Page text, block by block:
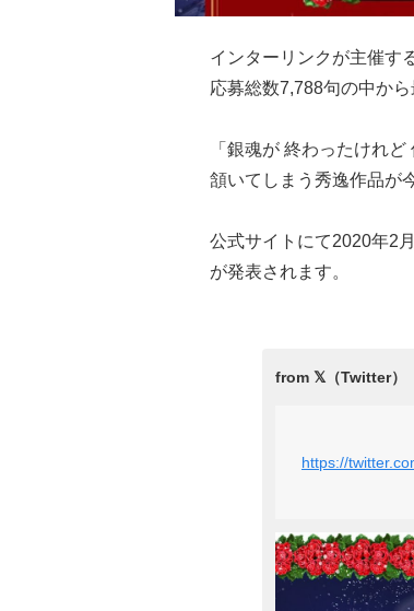
インターリンクが主催す
応募総数7,788句の中か
「銀魂が 終わったけれ
頷いてしまう秀逸作品が
公式サイトにて2020年2
が発表されます。
https://